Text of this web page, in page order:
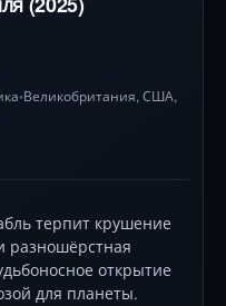
•Великобритания,США,
терпит крушение
открытие
для планеты.